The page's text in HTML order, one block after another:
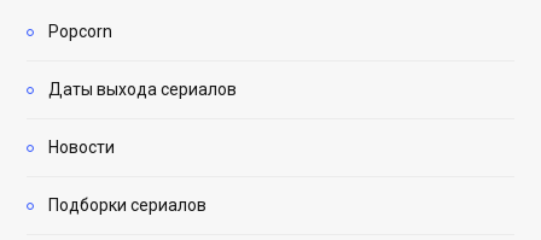
Popcorn
Даты выхода сериалов
Новости
Подборки сериалов